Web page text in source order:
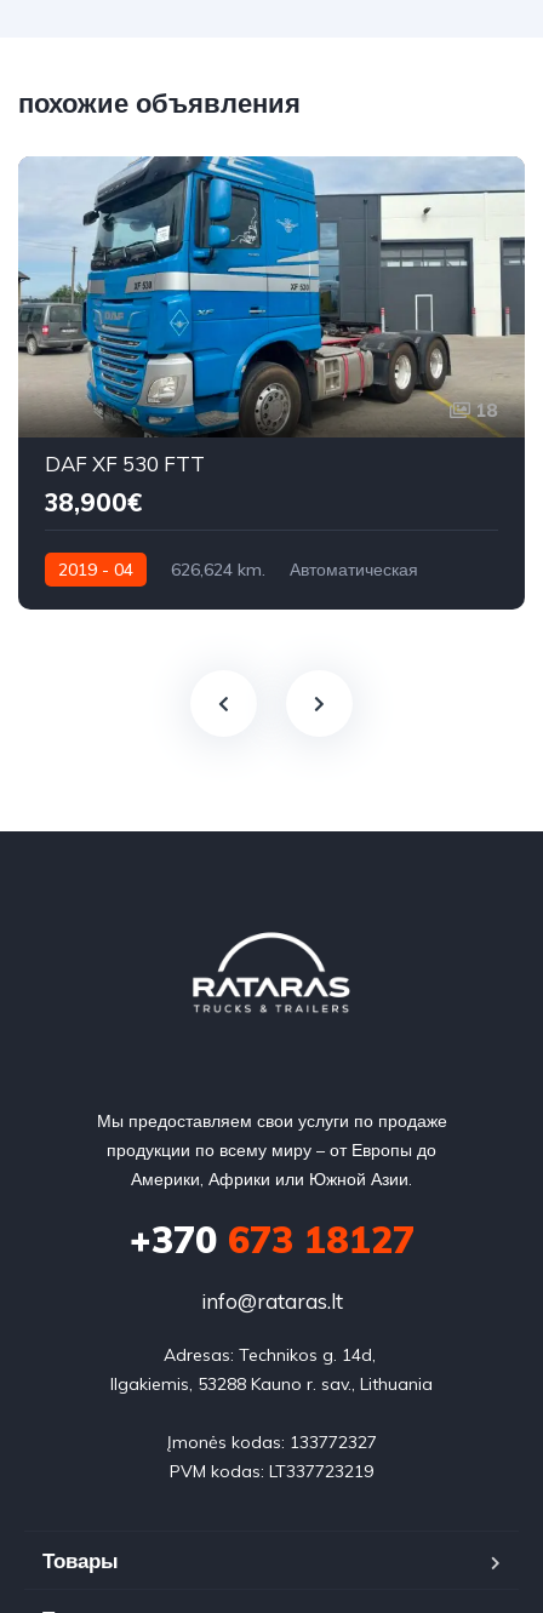
похожие объявления
18
DAF XF 530 FTT
38,900€
2019 - 04 626,624 km.
Автоматическая
Мы предоставляем свои услуги по продаже
продукции по всему миру – от Европы до
Америки, Африки или Южной Азии.
+370673 18127
info@rataras.lt
Adresas: Technikos g. 14d,
Ilgakiemis, 53288 Kauno r. sav., Lithuania
Įmonės kodas: 133772327
PVM kodas: LT337723219
Товары